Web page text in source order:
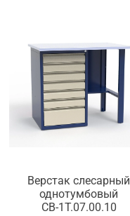
Верстак слесарный
однотумбовый
СВ-1Т.07.00.10